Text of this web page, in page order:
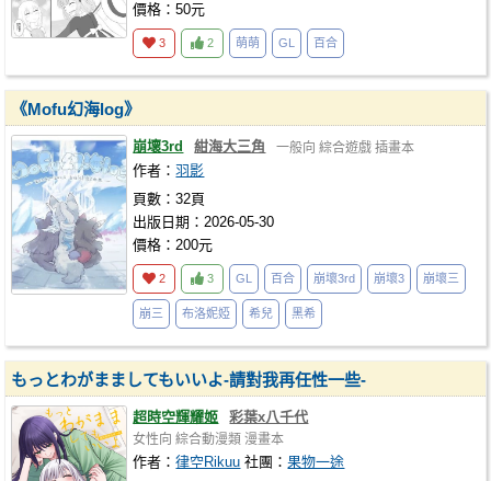
價格：50元
3 2 萌萌 GL 百合
《Mofu幻海log》
崩壞3rd 紺海大三角 一般向 綜合遊戲 插畫本
作者：羽影
頁數：32頁
出版日期：2026-05-30
價格：200元
2 3 GL 百合 崩壞3rd 崩壞3 崩壞三
崩三 布洛妮婭 希兒 黑希
もっとわがまましてもいいよ-請對我再任性一些-
超時空輝耀姬 彩葉x八千代
女性向 綜合動漫類 漫畫本
作者：律空Rikuu 社團：果物一途